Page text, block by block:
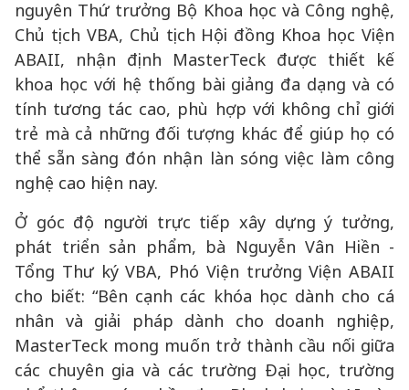
nguyên Thứ trưởng Bộ Khoa học và Công nghệ,
Chủ tịch VBA, Chủ tịch Hội đồng Khoa học Viện
ABAII, nhận định MasterTeck được thiết kế
khoa học với hệ thống bài giảng đa dạng và có
tính tương tác cao, phù hợp với không chỉ giới
trẻ mà cả những đối tượng khác để giúp họ có
thể sẵn sàng đón nhận làn sóng việc làm công
nghệ cao hiện nay.
Ở góc độ người trực tiếp xây dựng ý tưởng,
phát triển sản phẩm, bà Nguyễn Vân Hiền -
Tổng Thư ký VBA, Phó Viện trưởng Viện ABAII
cho biết: “Bên cạnh các khóa học dành cho cá
nhân và giải pháp dành cho doanh nghiệp,
MasterTeck mong muốn trở thành cầu nối giữa
các chuyên gia và các trường Đại học, trường